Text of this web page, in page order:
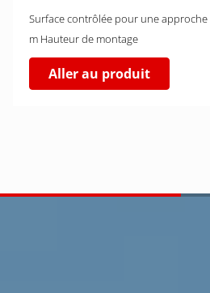
Surface contrôlée pour une approche
m Hauteur de montage
Aller au produit